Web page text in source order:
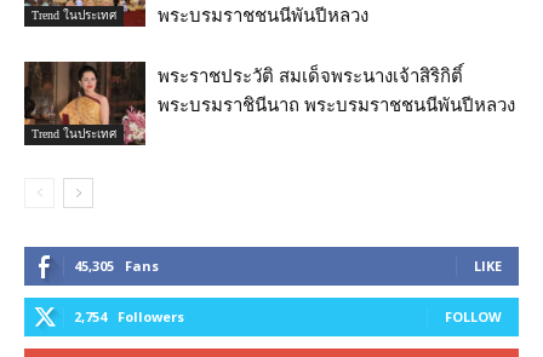
Trend ในประเทศ
พระบรมราชชนนีพันปีหลวง
Trend ในประเทศ
พระราชประวัติ สมเด็จพระนางเจ้าสิริกิติ์
พระบรมราชินีนาถ พระบรมราชชนนีพันปีหลวง
45,305 Fans LIKE
2,754 Followers FOLLOW